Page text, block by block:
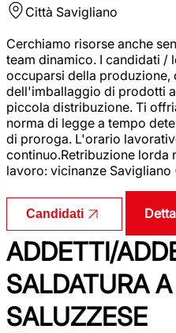
Città Savigliano
Cerchiamo risorse anche
team dinamico. I candidati /
occuparsi della produzione,
dell'imballaggio di prodotti
piccola distribuzione. Ti
norma di legge a tempo
di proroga. L'orario
continuo.Retribuzione lorda
lavoro: vicinanze Savigliano
Candidati
ADDETTI/
SALDATURA
SALUZZESE